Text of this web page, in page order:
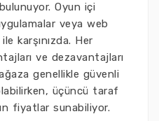
Oyun içi
veya web
karşınızda. Her
ve dezavantajları
genellikle güvenli
üçüncü taraf
fiyatlar sunabiliyor.